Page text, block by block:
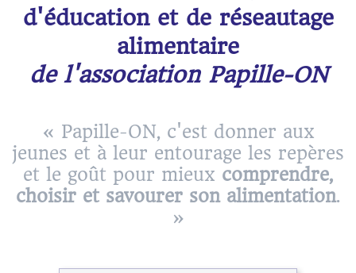
d'éducation et de réseautage
alimentaire
de l'association Papille-ON
« Papille-ON, c'est donner aux
jeunes et à leur entourage les repères
et le goût pour mieux comprendre,
choisir et savourer son alimentation.
»